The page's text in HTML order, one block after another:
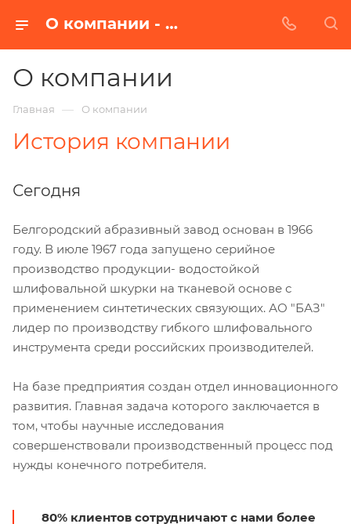
О компании - Белгородский Абразивный Завод
О компании
Главная — О компании
История компании
Сегодня
Белгородский абразивный завод основан в 1966
году. В июле 1967 года запущено серийное
производство продукции- водостойкой
шлифовальной шкурки на тканевой основе с
применением синтетических связующих. АО "БАЗ"
лидер по производству гибкого шлифовального
инструмента среди российских производителей.
На базе предприятия создан отдел инновационного
развития. Главная задача которого заключается в
том, чтобы научные исследования
совершенствовали производственный процесс под
нужды конечного потребителя.
80% клиентов сотрудничают с нами более